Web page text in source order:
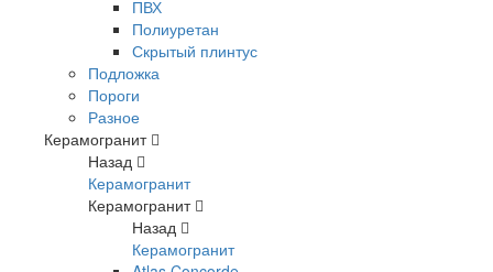
ПВХ
Полиуретан
Скрытый плинтус
Подложка
Пороги
Разное
Керамогранит
Назад
Керамогранит
Керамогранит
Назад
Керамогранит